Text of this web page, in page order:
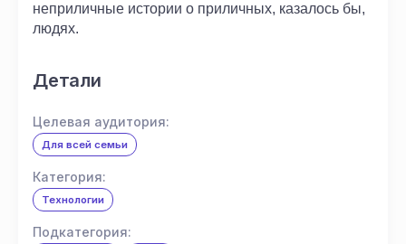
неприличные истории о приличных, казалось бы,
людях.
Детали
Целевая аудитория:
Для всей семьи
Категория:
Технологии
Подкатегория: